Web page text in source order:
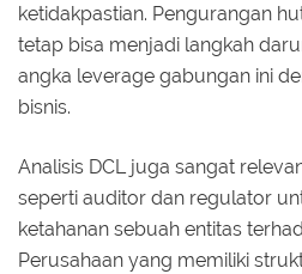
ketidakpastian. Pengurangan
tetap bisa menjadi langkah
angka leverage gabungan ini
bisnis.
Analisis DCL juga sangat
seperti auditor dan regulator
ketahanan sebuah entitas
Perusahaan yang memiliki